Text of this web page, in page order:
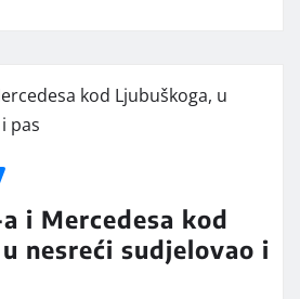
i Mercedesa kod
nesreći sudjelovao i